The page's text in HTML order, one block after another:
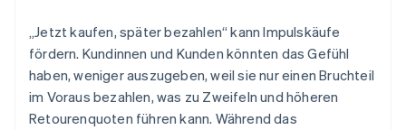
„Jetzt kaufen, später bezahlen“ kann Impulskäufe
fördern. Kundinnen und Kunden könnten das Gefühl
haben, weniger auszugeben, weil sie nur einen Bruchteil
im Voraus bezahlen, was zu Zweifeln und höheren
Retourenquoten führen kann. Während das